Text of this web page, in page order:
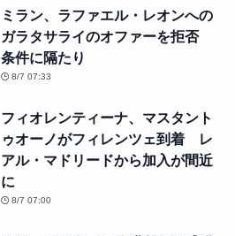
ミラン、ラファエル・レオンへの
ガラタサライのオファーを拒否
条件に隔たり
8/7 07:33
フィオレンティーナ、マスタント
ゥオーノがフィレンツェ到着 レ
アル・マドリードから加入が間近
に
8/7 07:00